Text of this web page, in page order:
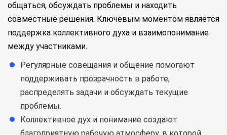
общаться, обсуждать проблемы и находить
совместные решения. Ключевым моментом является
поддержка коллективного духа и взаимопонимание
между участниками.
Регулярные совещания и общение помогают
поддерживать прозрачность в работе,
распределять задачи и обсуждать текущие
проблемы.
Коллективное дух и понимание создают